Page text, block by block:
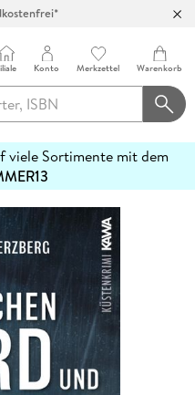
100 Filialen
Konto Merkzettel Warenkorb
viele Sortimente mit dem